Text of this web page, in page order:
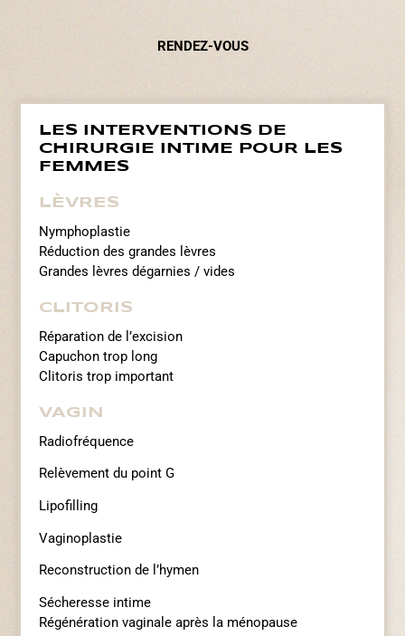
RENDEZ-VOUS
LES INTERVENTIONS DE
CHIRURGIE INTIME POUR LES
FEMMES
LÈVRES
Nymphoplastie
Réduction des grandes lèvres
Grandes lèvres dégarnies / vides
CLITORIS
Réparation de l’excision
Capuchon trop long
Clitoris trop important
VAGIN
Radiofréquence
Relèvement du point G
Lipofilling
Vaginoplastie
Reconstruction de l’hymen
Sécheresse intime
Régénération vaginale après la ménopause